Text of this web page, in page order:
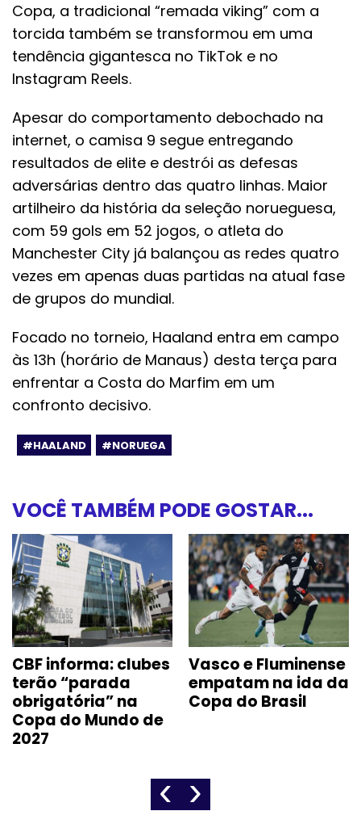
Copa, a tradicional “remada viking” com a
torcida também se transformou em uma
tendência gigantesca no TikTok e no
Instagram Reels.
Apesar do comportamento debochado na
internet, o camisa 9 segue entregando
resultados de elite e destrói as defesas
adversárias dentro das quatro linhas. Maior
artilheiro da história da seleção norueguesa,
com 59 gols em 52 jogos, o atleta do
Manchester City já balançou as redes quatro
vezes em apenas duas partidas na atual fase
de grupos do mundial.
Focado no torneio, Haaland entra em campo
às 13h (horário de Manaus) desta terça para
enfrentar a Costa do Marfim em um
confronto decisivo.
#HAALAND #NORUEGA
VOCÊ TAMBÉM PODE GOSTAR...
CBF informa: clubes
terão “parada
obrigatória” na
Copa do Mundo de
2027
Vasco e Fluminense
empatam na ida da
Copa do Brasil
‹ ›